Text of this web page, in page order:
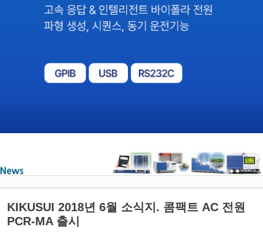
KIKUSUI 2018년 6월 소식지. 콤팩트 AC 전원
PCR-MA 출시